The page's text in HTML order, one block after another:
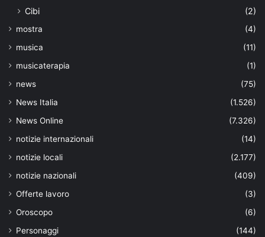
Cibi (2)
mostra
(4)
musica
(11)
musicaterapia
(1)
news
(75)
News Italia
(1.526)
News Online
(7.326)
notizie internazionali
(14)
notizie locali
(2.177)
notizie nazionali
(409)
Offerte lavoro
(3)
Oroscopo
(6)
Personaggi
(144)